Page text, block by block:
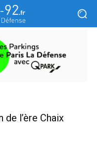
de l’ère Chaix